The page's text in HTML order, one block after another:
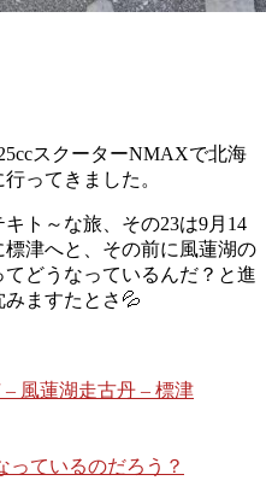
スクーターNMAXで北海
ってきました。
ト～な旅、その23は9月14
津へと、その前に風蓮湖の
どうなっているんだ？と進
ますたとさ💦
風蓮湖走古丹 – 標津
っているのだろう？